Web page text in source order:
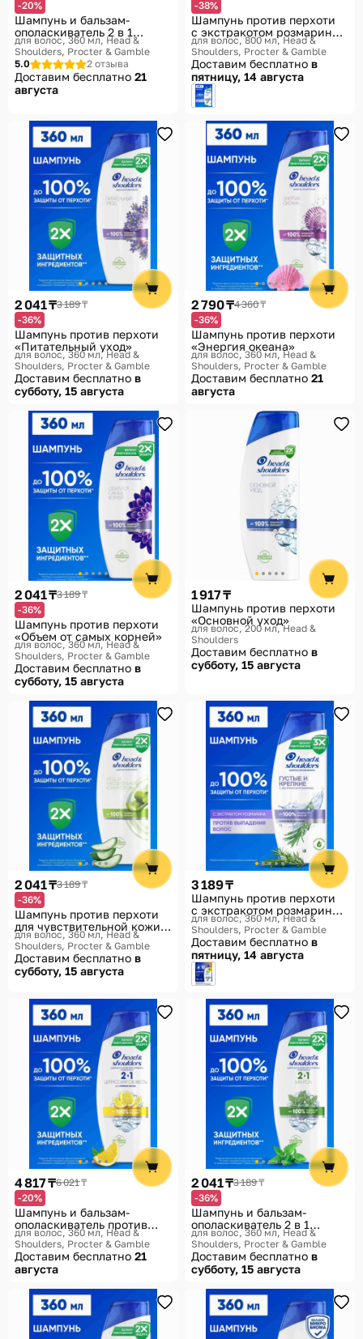
-20%
Шампунь и бальзам-
ополаскиватель 2 в 1
против перхоти «Гладкие и
шелковистые»
для волос, 360 мл Head &
Shoulders, Procter & Gamble
5.0
2 отзыва
Доставим бесплатно 21
августа
-38%
Шампунь против перхоти
с экстракотом розмарина
«Густые и крепкие. Anti-
Dandruff Shampoo Thick &
Strong»
для волос, 800 мл Head &
Shoulders, Procter & Gamble
Доставим бесплатно в
пятницу, 14 августа
2 041 ₸3 189 ₸
-36%
Шампунь против перхоти
«Питательный уход»
для волос, 360 мл Head &
Shoulders, Procter & Gamble
Доставим бесплатно в
субботу, 15 августа
2 790 ₸4 360 ₸
-36%
Шампунь против перхоти
«Энергия океана»
для волос, 360 мл Head &
Shoulders, Procter & Gamble
Доставим бесплатно 21
августа
2 041 ₸3 189 ₸
-36%
Шампунь против перхоти
«Объем от самых корней»
для волос, 360 мл Head &
Shoulders, Procter & Gamble
Доставим бесплатно в
субботу, 15 августа
1 917 ₸
Шампунь против перхоти
«Основной уход»
для волос, 200 мл Head &
Shoulders
Доставим бесплатно в
субботу, 15 августа
2 041 ₸3 189 ₸
-36%
Шампунь против перхоти
для чувствительной кожи
головы «Sensitive»
для волос, 360 мл Head &
Shoulders, Procter & Gamble
Доставим бесплатно в
субботу, 15 августа
3 189 ₸
Шампунь против перхоти
с экстракотом розмарина
«Густые и крепкие. Anti-
Dandruff Shampoo Thick &
Strong»
для волос, 360 мл Head &
Shoulders, Procter & Gamble
Доставим бесплатно в
пятницу, 14 августа
4 817 ₸6 021 ₸
-20%
Шампунь и бальзам-
ополаскиватель против
перхоти 2 в 1 «Цитрусовая
свежесть»
для волос, 360 мл Head &
Shoulders, Procter & Gamble
Доставим бесплатно 21
августа
2 041 ₸3 189 ₸
-36%
Шампунь и бальзам-
ополаскиватель 2 в 1
против перхоти «Ментол»
для волос, 360 мл Head &
Shoulders, Procter & Gamble
Доставим бесплатно в
субботу, 15 августа